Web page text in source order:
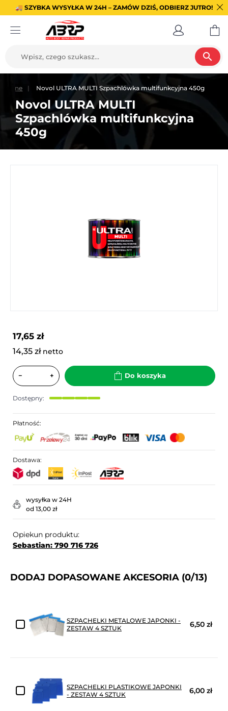
🚚 SZYBKA WYSYŁKA W 24H – ZAMÓW DZIŚ, ODBIERZ JUTRO!
search
Novol ULTRA MULTI Szpachlówka multifunkcyjna 450g
Novol ULTRA MULTI
Szpachlówka multifunkcyjna
450g
17,65 zł
14,35 zł netto
− + Do koszyka
Dostępny:
Płatność:
Dostawa:
wysyłka w 24H
od 13,00 zł
Opiekun produktu:
Sebastian: 790 716 726
DODAJ DOPASOWANE AKCESORIA (0/13)
SZPACHELKI METALOWE JAPONKI -
ZESTAW 4 SZTUK
6,50 zł
SZPACHELKI PLASTIKOWE JAPONKI
- ZESTAW 4 SZTUK
6,00 zł